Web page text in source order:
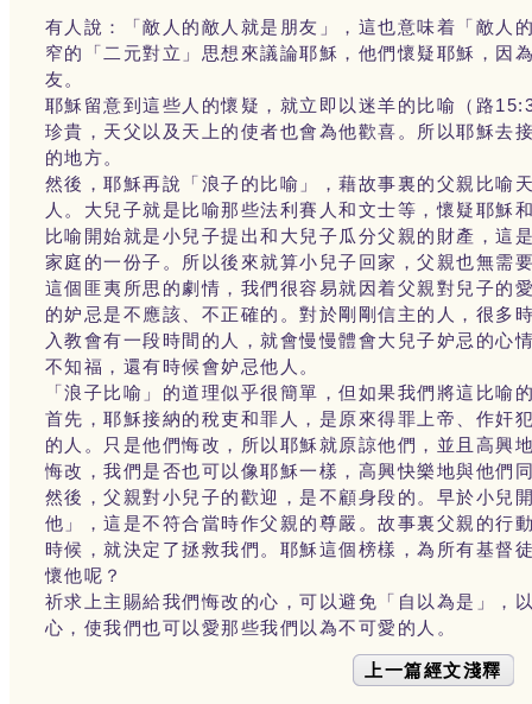
有人說：「敵人的敵人就是朋友」，這也意味着「敵人
窄的「二元對立」思想來議論耶穌，他們懷疑耶穌，因
友。
耶穌留意到這些人的懷疑，就立即以迷羊的比喻（路
珍貴，天父以及天上的使者也會為他歡喜。所以耶穌去
的地方。
然後，耶穌再說「浪子的比喻」，藉故事裏的父親比喻
人。大兒子就是比喻那些法利賽人和文士等，懷疑耶穌
比喻開始就是小兒子提出和大兒子瓜分父親的財產，這
家庭的一份子。所以後來就算小兒子回家，父親也無需
這個匪夷所思的劇情，我們很容易就因着父親對兒子的
的妒忌是不應該、不正確的。對於剛剛信主的人，很多
入教會有一段時間的人，就會慢慢體會大兒子妒忌的心
不知福，還有時候會妒忌他人。
「浪子比喻」的道理似乎很簡單，但如果我們將這比
首先，耶穌接納的稅吏和罪人，是原來得罪上帝、作奸
的人。只是他們悔改，所以耶穌就原諒他們，並且高興
悔改，我們是否也可以像耶穌一樣，高興快樂地與他們
然後，父親對小兒子的歡迎，是不顧身段的。早於小兒
他」，這是不符合當時作父親的尊嚴。故事裏父親的行
時候，就決定了拯救我們。耶穌這個榜樣，為所有基督
懷他呢？
祈求上主賜給我們悔改的心，可以避免「自以為是」，
心，使我們也可以愛那些我們以為不可愛的人。
上一篇經文淺釋